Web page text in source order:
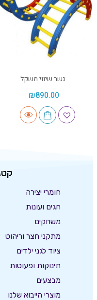
גשר שיווי משקל
₪890.00
חומרי יצירה
חגים ועונות
משחקים
מתקני חצר וריהוט
ציוד לגני ילדים
תינוקות ופעוטות
מבצעים
מוצרי הייבוא שלנו